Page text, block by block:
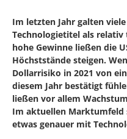
Im letzten Jahr galten
Technologietitel als relativ
hohe Gewinne ließen die
Höchststände steigen.
Dollarrisiko in 2021 von
diesem Jahr bestätigt
ließen vor allem
Im aktuellen Marktumfeld
etwas genauer mit